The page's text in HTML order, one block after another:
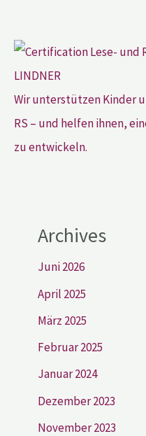
Wir unterstützen Kinder
RS – und helfen ihnen,
zu entwickeln.
Archives
Juni 2026
April 2025
März 2025
Februar 2025
Januar 2024
Dezember 2023
November 2023